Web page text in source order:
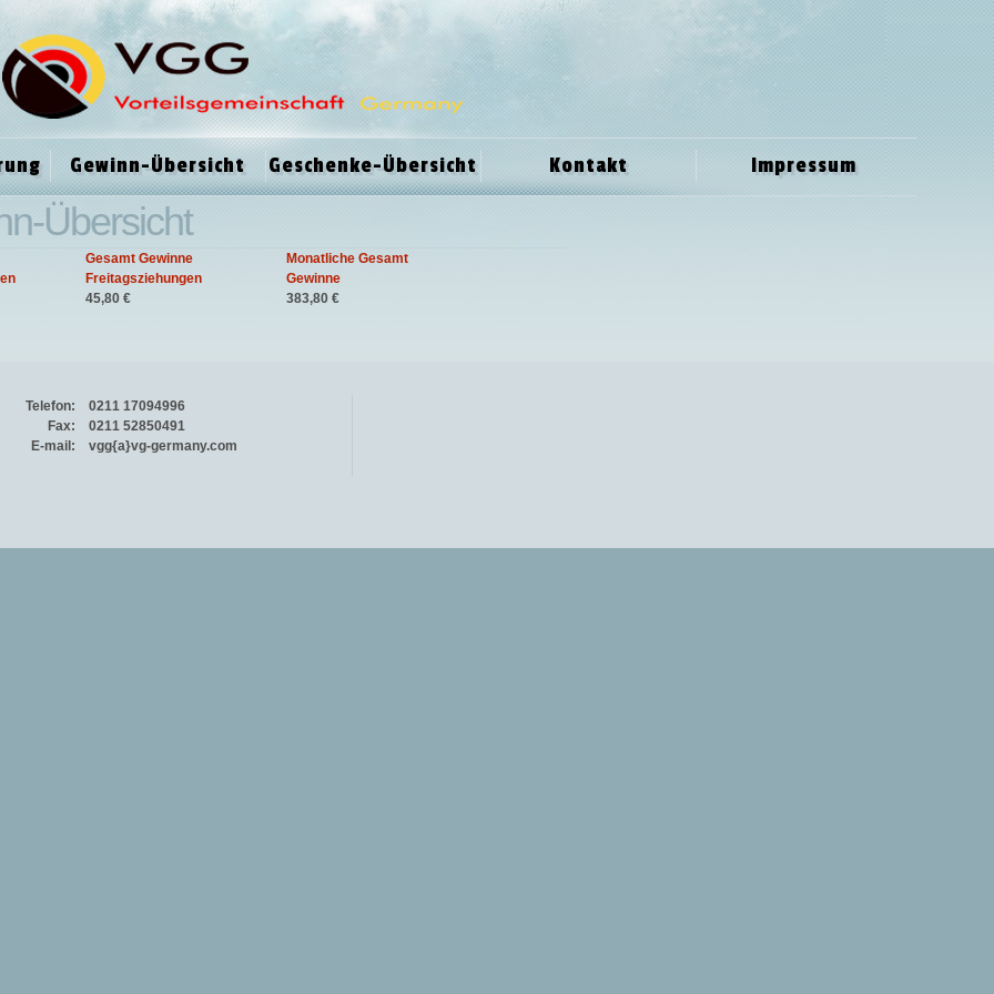
Gewinn-Übersicht Geschenke-Übersicht Kontakt Impressum
Übersicht
Gesamt Gewinne
Freitagsziehungen
Monatliche Gesamt
Gewinne
45,80 € 383,80 €
Telefon:
0211 17094996
Fax:
0211 52850491
E-mail:
vgg{a}vg-germany.com